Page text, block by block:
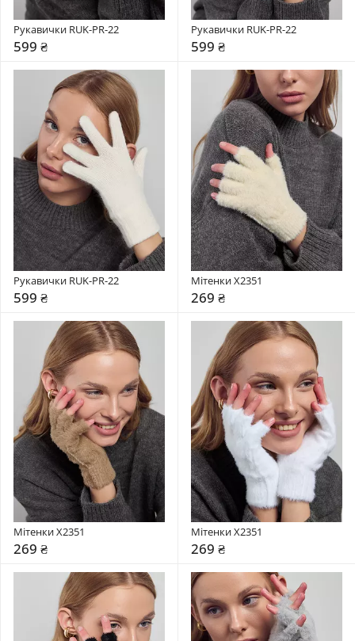
Рукавички RUK-PR-22
599 ₴
Рукавички RUK-PR-22
599 ₴
Рукавички RUK-PR-22
599 ₴
Мітенки X2351
269 ₴
Мітенки X2351
269 ₴
Мітенки X2351
269 ₴